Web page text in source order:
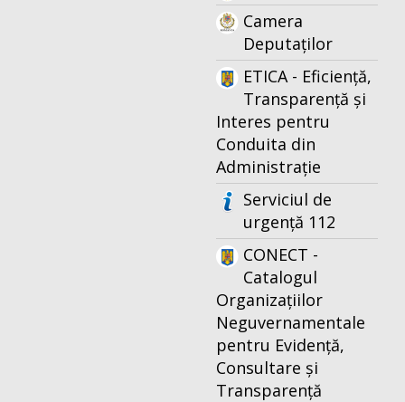
Camera
Deputaților
ETICA - Eficiență,
Transparență și
Interes pentru
Conduita din
Administrație
Serviciul de
urgență 112
CONECT -
Catalogul
Organizațiilor
Neguvernamentale
pentru Evidență,
Consultare și
Transparență